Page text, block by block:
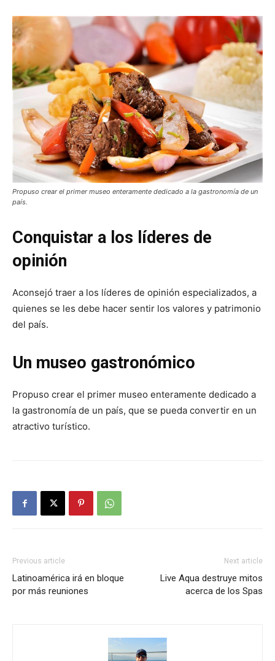
Propuso crear el primer museo enteramente dedicado a la gastronomía de un
país.
Conquistar a los líderes de
opinión
Aconsejó traer a los líderes de opinión especializados, a
quienes se les debe hacer sentir los valores y patrimonio
del país.
Un museo gastronómico
Propuso crear el primer museo enteramente dedicado a
la gastronomía de un país, que se pueda convertir en un
atractivo turístico.
Previous article
Latinoamérica irá en bloque
por más reuniones
Next article
Live Aqua destruye mitos
acerca de los Spas